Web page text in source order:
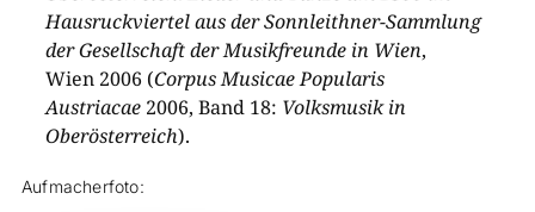
Hausruck­viertel aus der Sonnleithner-Sammlung
der Gesellschaft der Musikfreunde in Wien,
Wien 2006 (­Corpus Musicae Popularis
Austriacae2006, Band 18: Volksmusik in
Oberösterreich).
Aufmacherfoto: